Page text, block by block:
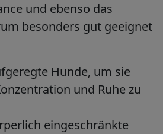
und ebenso das
besonders gut geeignet
Hunde, um sie
und Ruhe zu
eingeschränkte